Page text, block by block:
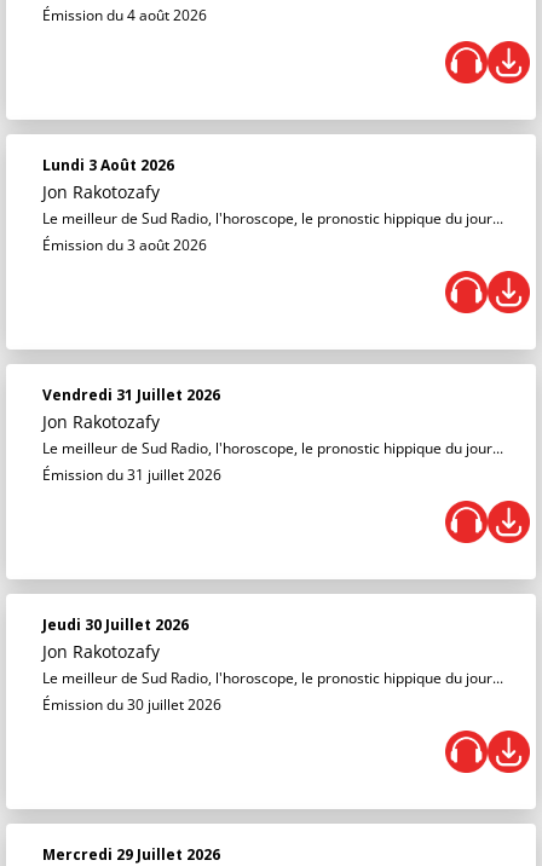
Émission du 4 août 2026
Lundi 3 Août 2026
Jon Rakotozafy
Le meilleur de Sud Radio, l'horoscope, le pronostic hippique du jour...
Émission du 3 août 2026
Vendredi 31 Juillet 2026
Jon Rakotozafy
Le meilleur de Sud Radio, l'horoscope, le pronostic hippique du jour...
Émission du 31 juillet 2026
Jeudi 30 Juillet 2026
Jon Rakotozafy
Le meilleur de Sud Radio, l'horoscope, le pronostic hippique du jour...
Émission du 30 juillet 2026
Mercredi 29 Juillet 2026